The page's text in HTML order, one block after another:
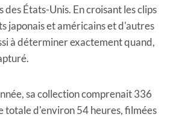
États-Unis. En croisant les clips
japonais et américains et d'autres
à déterminer exactement quand,
sa collection comprenait 336
totale d'environ 54 heures, filmées